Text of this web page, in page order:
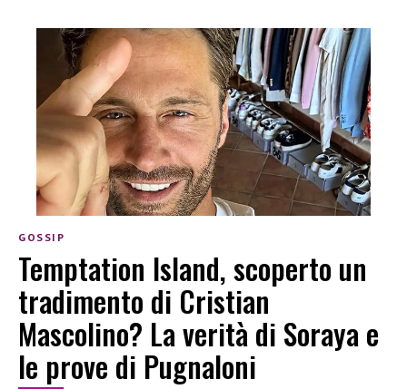
GOSSIP
Temptation Island, scoperto un
tradimento di Cristian
Mascolino? La verità di Soraya e
le prove di Pugnaloni